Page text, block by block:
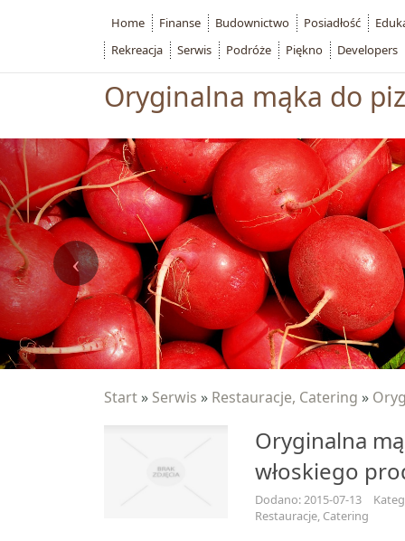
Oryginalna mąka do
Start » Serwis » Restauracje, Catering »
Oryginalna
włoskiego
Dodano: 2015-07-13
Restauracje, Catering
Home Finanse Budownictwo Posiadłość
Rekreacja
Serwis Podróże Piękno Developers